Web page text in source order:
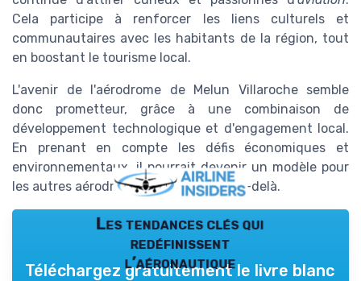
Cela participe à renforcer les liens culturels et
communautaires avec les habitants de la région, tout
en boostant le tourisme local.
L'avenir de l'aérodrome de Melun Villaroche semble
donc prometteur, grâce à une combinaison de
développement technologique et d'engagement local.
En prenant en compte les défis économiques et
environnementaux, il pourrait devenir un modèle pour
les autres aérodromes en France et au-delà.
Les tendances clés qui
redéfinissent
l’aéronautique
Téléchargez gratuitement le livre blanc